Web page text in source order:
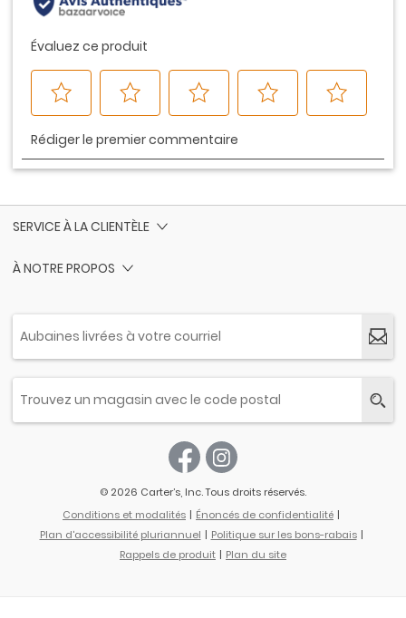
SERVICE À LA CLIENTÈLE
À NOTRE PROPOS
© 2026 Carter’s, Inc. Tous droits réservés.
Conditions et modalités
Énoncés de confidentialité
Plan d'accessibilité pluriannuel
Politique sur les bons-rabais
Rappels de produit
Plan du site